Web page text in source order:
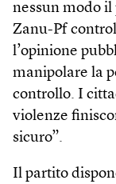
nessun modo il
Zanu-Pf
l’opinione
manipolare la
controllo. I
violenze
sicuro”.
Il partito